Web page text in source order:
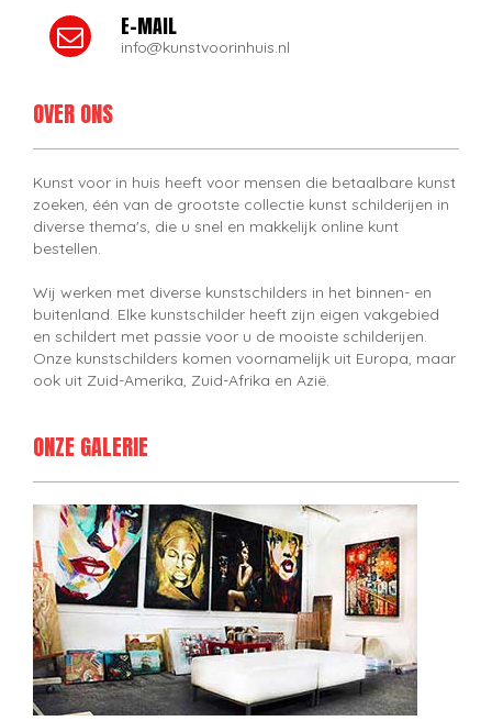
E-MAIL
info@kunstvoorinhuis.nl
OVER ONS
Kunst voor in huis heeft voor mensen die betaalbare kunst
zoeken, één van de grootste collectie kunst schilderijen in
diverse thema's, die u snel en makkelijk online kunt
bestellen.
Wij werken met diverse kunstschilders in het binnen- en
buitenland. Elke kunstschilder heeft zijn eigen vakgebied
en schildert met passie voor u de mooiste schilderijen.
Onze kunstschilders komen voornamelijk uit Europa, maar
ook uit Zuid-Amerika, Zuid-Afrika en Azië.
ONZE GALERIE